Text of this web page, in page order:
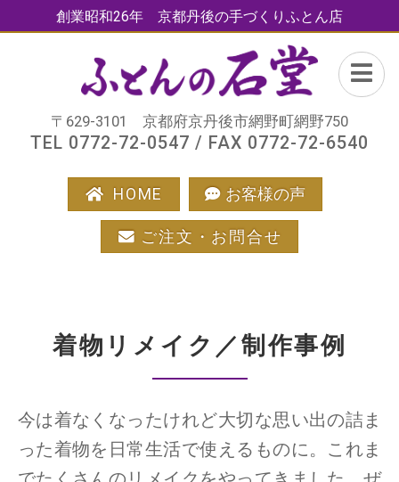
創業昭和26年 京都丹後の手づくりふとん店
〒629-3101 京都府京丹後市網野町網野750
TEL 0772-72-0547 / FAX 0772-72-6540
HOME お客様の声
ご注文・お問合せ
着物リメイク／制作事例
今は着なくなったけれど大切な思い出の詰ま
った着物を日常生活で使えるものに。 これま